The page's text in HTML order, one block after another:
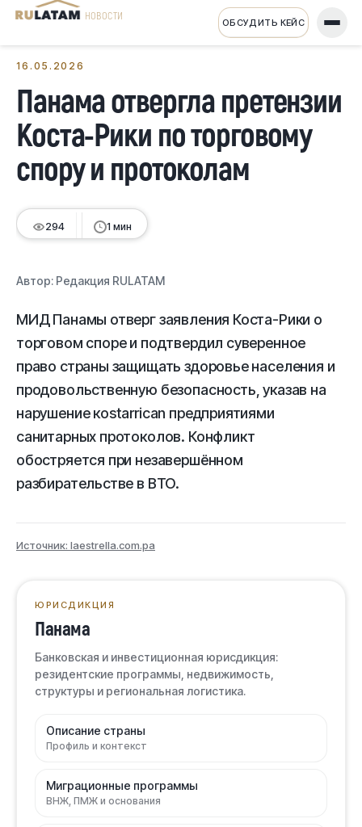
НОВОСТИ ОБСУДИТЬ КЕЙС
16.05.2026
Панама отвергла претензии
Коста-Рики по торговому
спору и протоколам
294 1 мин
Автор: Редакция RULATAM
МИД Панамы отверг заявления Коста-Рики о
торговом споре и подтвердил суверенное
право страны защищать здоровье населения и
продовольственную безопасность, указав на
нарушение коstarrican предприятиями
санитарных протоколов. Конфликт
обостряется при незавершённом
разбирательстве в ВТО.
Источник: laestrella.com.pa
ЮРИСДИКЦИЯ
Панама
Банковская и инвестиционная юрисдикция:
резидентские программы, недвижимость,
структуры и региональная логистика.
Описание страны
Профиль и контекст
Миграционные программы
ВНЖ, ПМЖ и основания